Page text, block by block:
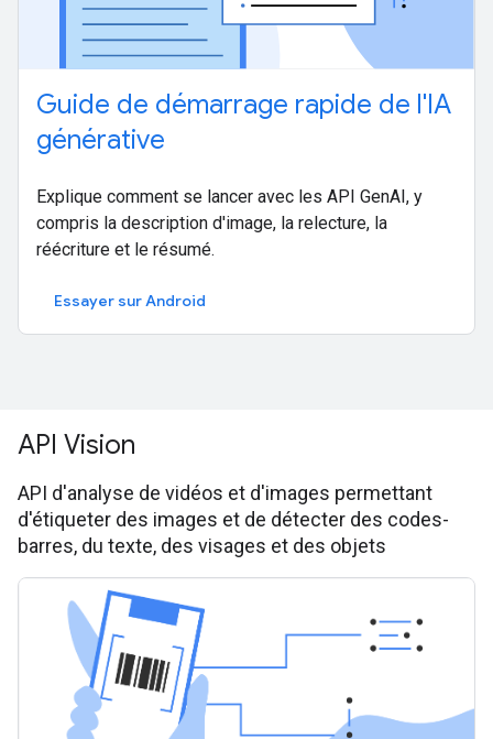
Guide de démarrage rapide de l'IA
générative
Explique comment se lancer avec les API GenAI, y
compris la description d'image, la relecture, la
réécriture et le résumé.
Essayer sur Android
API Vision
API d'analyse de vidéos et d'images permettant
d'étiqueter des images et de détecter des codes-
barres, du texte, des visages et des objets